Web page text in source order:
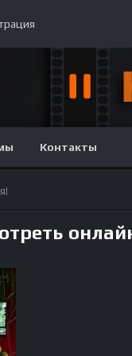
Контакты